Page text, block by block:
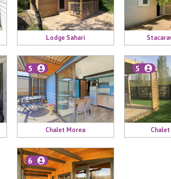
Lodge Sahari
Chalet Morea
5 5
6